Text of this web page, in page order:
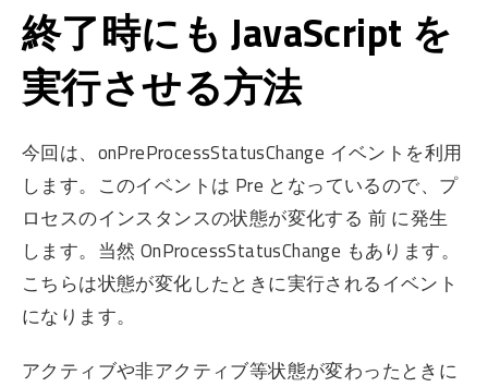
終了時にも JavaScript を
実行させる方法
今回は、onPreProcessStatusChange イベントを利用
します。このイベントは Pre となっているので、プ
ロセスのインスタンスの状態が変化する 前 に発生
します。当然 OnProcessStatusChange もあります。
こちらは状態が変化したときに実行されるイベント
になります。
アクティブや非アクティブ等状態が変わったときに